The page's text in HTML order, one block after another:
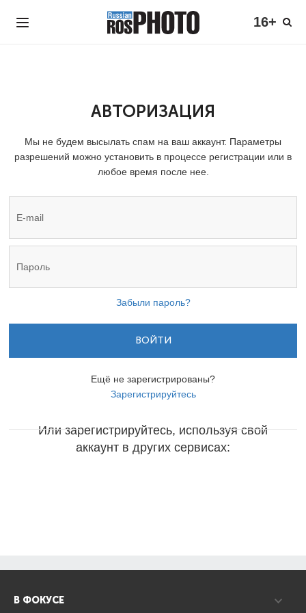
16+
АВТОРИЗАЦИЯ
Мы не будем высылать спам на ваш аккаунт. Параметры
разрешений можно установить в процессе регистрации или в
любое время после нее.
Забыли пароль?
ВОЙТИ
Ещё не зарегистрированы?
Зарегистрируйтесь
Или зарегистрируйтесь, используя свой
аккаунт в других сервисах:
В ФОКУСЕ